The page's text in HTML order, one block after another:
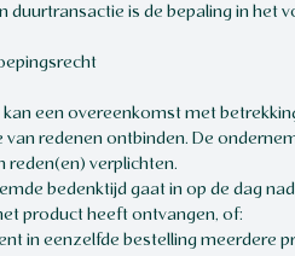
duurtransactie is de bepaling in het
een overeenkomst met
van redenen ontbinden. De
reden(en) verplichten.
bedenktijd gaat in op de dag
product heeft ontvangen, of:
in eenzelfde bestelling meerdere